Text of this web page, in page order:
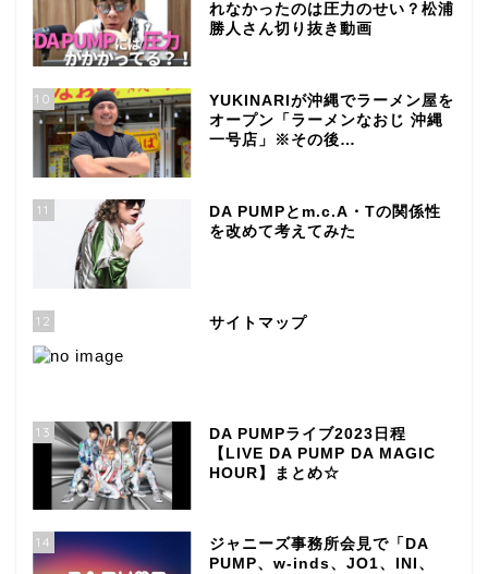
れなかったのは圧力のせい？松浦
勝人さん切り抜き動画
10
YUKINARIが沖縄でラーメン屋を
オープン「ラーメンなおじ 沖縄
一号店」※その後…
11
DA PUMPとm.c.A・Tの関係性
を改めて考えてみた
12 サイトマップ
13
DA PUMPライブ2023日程
【LIVE DA PUMP DA MAGIC
HOUR】まとめ☆
14
ジャニーズ事務所会見で「DA
PUMP、w-inds、JO1、INI、